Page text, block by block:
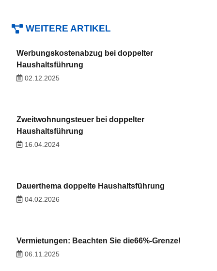
WEITERE ARTIKEL
Werbungskostenabzug bei doppelter
Haushaltsführung
02.12.2025
Zweitwohnungsteuer bei doppelter
Haushaltsführung
16.04.2024
Dauerthema doppelte Haushaltsführung
04.02.2026
Vermietungen: Beachten Sie die66%-Grenze!
06.11.2025